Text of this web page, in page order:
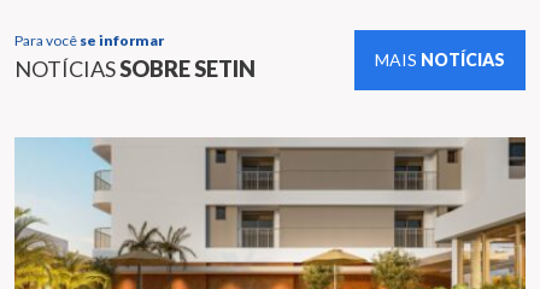
Para você se informar
NOTÍCIASSOBRE SETIN MAIS NOTÍCIAS